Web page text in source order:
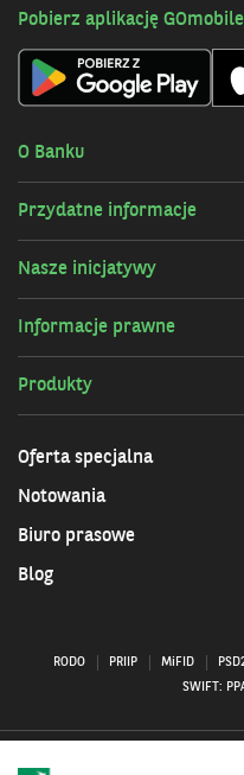
Pobierz aplikację GOmobile
O Banku
Przydatne informacje
Nasze inicjatywy
Informacje prawne
Produkty
Oferta specjalna
Notowania
Biuro prasowe
Blog
RODO PRIIP MiFID
SWIFT: